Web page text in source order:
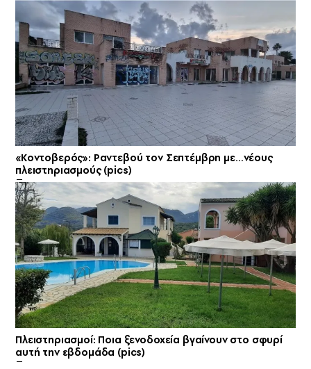
«Κοντοβερός»: Ραντεβού τον Σεπτέμβρη με…νέους
πλειστηριασμούς (pics)
Πλειστηριασμοί: Ποια ξενοδοχεία βγαίνουν στο σφυρί
αυτή την εβδομάδα (pics)